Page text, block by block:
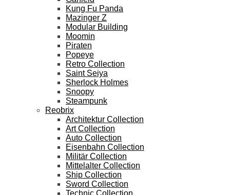
Kung Fu Panda
Mazinger Z
Modular Building
Moomin
Piraten
Popeye
Retro Collection
Saint Seiya
Sherlock Holmes
Snoopy
Steampunk
Reobrix
Architektur Collection
Art Collection
Auto Collection
Eisenbahn Collection
Militär Collection
Mittelalter Collection
Ship Collection
Sword Collection
Technic Collection